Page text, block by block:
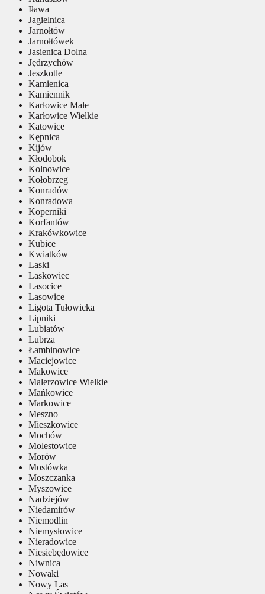
Iława
Jagielnica
Jarnołtów
Jarnołtówek
Jasienica Dolna
Jędrzychów
Jeszkotle
Kamienica
Kamiennik
Karłowice Małe
Karłowice Wielkie
Katowice
Kępnica
Kijów
Kłodobok
Kolnowice
Kołobrzeg
Konradów
Konradowa
Koperniki
Korfantów
Krakówkowice
Kubice
Kwiatków
Laski
Laskowiec
Lasocice
Lasowice
Ligota Tułowicka
Lipniki
Lubiatów
Lubrza
Łambinowice
Maciejowice
Makowice
Malerzowice Wielkie
Mańkowice
Markowice
Meszno
Mieszkowice
Mochów
Molestowice
Morów
Mostówka
Moszczanka
Myszowice
Nadziejów
Niedamirów
Niemodlin
Niemysłowice
Nieradowice
Niesiebędowice
Niwnica
Nowaki
Nowy Las